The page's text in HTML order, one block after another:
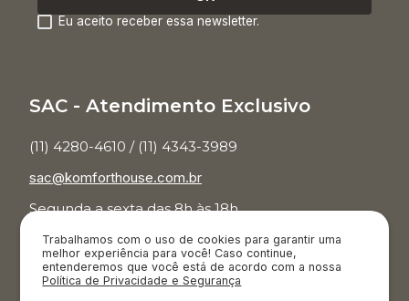
Trabalhamos com o uso de cookies para garantir uma
melhor experiência para você! Caso continue,
entenderemos que você está de acordo com a nossa
Política de Privacidade e Segurança
Eu aceito receber essa newsletter.
SAC - Atendimento Exclusivo
(11) 4280-4610 / (11) 4343-3989
sac@komforthouse.com.br
Segunda a sexta das 8h às 18h.
Televendas
(11) 3854-7001